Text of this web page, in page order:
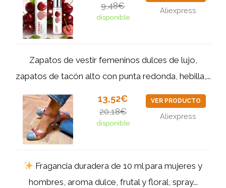
9,48€
disponible
Aliexpress
Zapatos de vestir femeninos dulces de lujo,
zapatos de tacón alto con punta redonda, hebilla,...
13,52€
20,18€
disponible
VER PRODUCTO
Aliexpress
Fragancia duradera de 10 ml para mujeres y
hombres, aroma dulce, frutal y floral, spray...